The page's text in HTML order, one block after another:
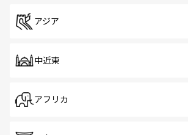
アジア
中近東
アフリカ